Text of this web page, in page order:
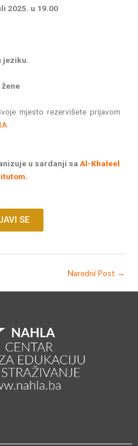
2025. u 19.00
jeziku.
žene
mjesto rezervišete prijavom
u sardanji sa Al-Khaleel
.
SE
Naredni Post →